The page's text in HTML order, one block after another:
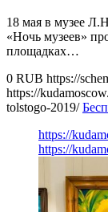
18 мая в музее
«Ночь музеев»
площадках…
0 RUB https://
https://
tolstogo-2019/
https://
https://